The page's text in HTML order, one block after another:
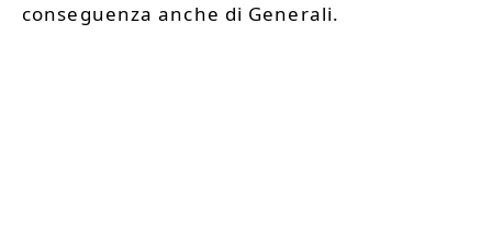
conseguenza anche di Generali.